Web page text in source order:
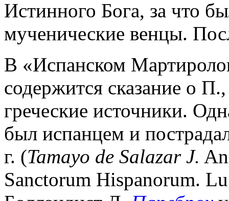
Истинного Бога, за что
мученические венцы.
В «Испанском
содержится сказание о
греческие источники.
был испанцем и
г. (Tamayo de Salazar J.
Sanctorum Hispanorum.